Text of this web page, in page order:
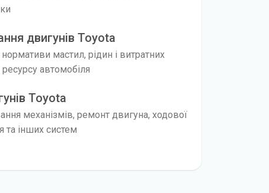
двигунів Toyota
мастил, рідин і витратних
автомобіля
Toyota
механізмів, ремонт двигуна, ходової
та інших систем